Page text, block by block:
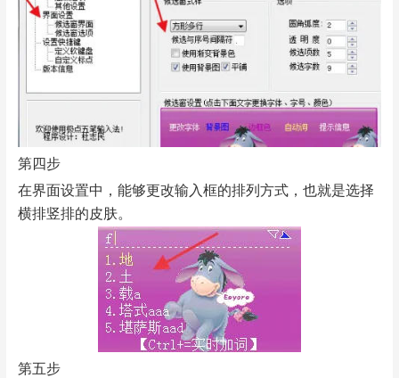
第四步
在界面设置中，能够更改输入框的排列方式，也就是选择
横排竖排的皮肤。
第五步